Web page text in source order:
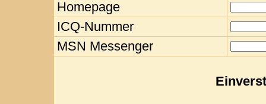
Homepage
ICQ-Nummer
MSN Messenger